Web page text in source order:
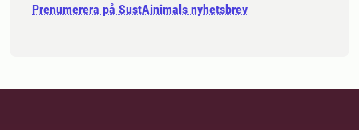
Prenumerera på SustAinimals nyhetsbrev